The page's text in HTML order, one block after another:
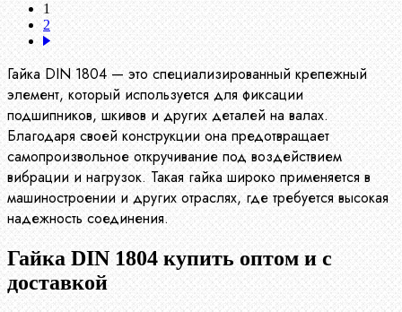
1
2
Гайка DIN 1804 — это специализированный крепежный
элемент, который используется для фиксации
подшипников, шкивов и других деталей на валах.
Благодаря своей конструкции она предотвращает
самопроизвольное откручивание под воздействием
вибрации и нагрузок. Такая гайка широко применяется в
машиностроении и других отраслях, где требуется высокая
надежность соединения.
Гайка DIN 1804 купить оптом и с
доставкой